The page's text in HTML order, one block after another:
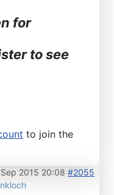
for
to see
to join the
2015 20:08 #2055